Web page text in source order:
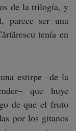
de la trilogía, y
parece ser una
tenía en
estirpe –de la
que huye
de que el fruto
por los gitanos